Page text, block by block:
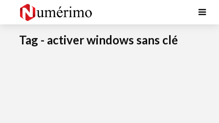
Tag - activer windows sans clé